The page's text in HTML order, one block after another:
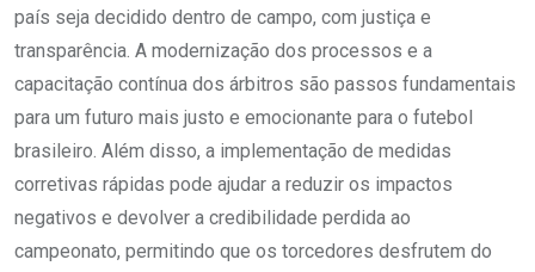
país seja decidido dentro de campo, com justiça e
transparência. A modernização dos processos e a
capacitação contínua dos árbitros são passos fundamentais
para um futuro mais justo e emocionante para o futebol
brasileiro. Além disso, a implementação de medidas
corretivas rápidas pode ajudar a reduzir os impactos
negativos e devolver a credibilidade perdida ao
campeonato, permitindo que os torcedores desfrutem do